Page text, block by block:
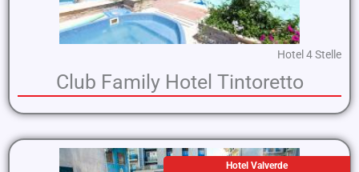
Hotel 4 Stelle
Club Family Hotel Tintoretto
Hotel Valverde